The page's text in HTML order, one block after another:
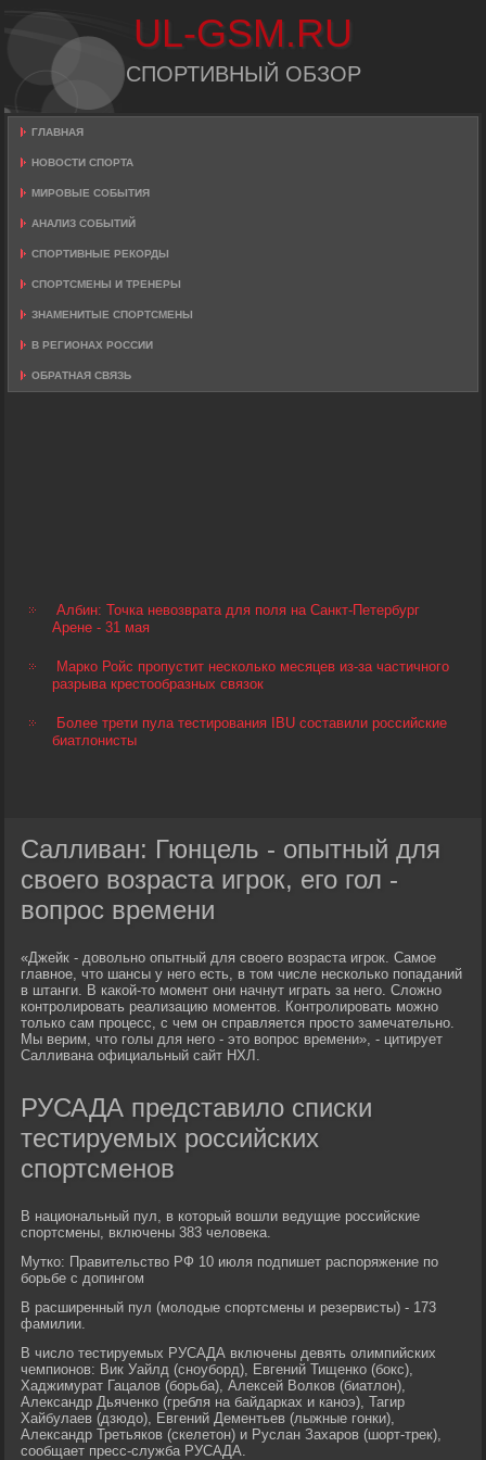
UL-GSM.RU
СПОРТИВНЫЙ ОБЗОР
ГЛАВНАЯ
НОВОСТИ СПОРТА
МИРОВЫЕ СОБЫТИЯ
АНАЛИЗ СОБЫТИЙ
СПОРТИВНЫЕ РЕКОРДЫ
СПОРТСМЕНЫ И ТРЕНЕРЫ
ЗНАМЕНИТЫЕ СПОРТСМЕНЫ
В РЕГИОНАХ РОССИИ
ОБРАТНАЯ СВЯЗЬ
Албин: Точка невозврата для поля на Санкт-Петербург
Арене - 31 мая
Марко Ройс пропустит несколько месяцев из-за частичного
разрыва крестообразных связок
Более трети пула тестирования IBU составили российские
биатлонисты
Салливан: Гюнцель - опытный для
своего возраста игрок, его гол -
вопрос времени
«Джейк - довольно опытный для своего возраста игрок. Самое
главное, что шансы у него есть, в том числе несколько попаданий
в штанги. В какой-то момент они начнут играть за него. Сложно
контролировать реализацию моментов. Контролировать можно
только сам процесс, с чем он справляется просто замечательно.
Мы верим, что голы для него - это вопрос времени», - цитирует
Салливана официальный сайт НХЛ.
РУСАДА представило списки
тестируемых российских
спортсменов
В национальный пул, в который вошли ведущие российские
спортсмены, включены 383 человека.
Мутко: Правительство РФ 10 июля подпишет распоряжение по
борьбе с допингом
В расширенный пул (молодые спортсмены и резервисты) - 173
фамилии.
В число тестируемых РУСАДА включены девять олимпийских
чемпионов: Вик Уайлд (сноуборд), Евгений Тищенко (бокс),
Хаджимурат Гацалов (борьба), Алексей Волков (биатлон),
Александр Дьяченко (гребля на байдарках и каноэ), Тагир
Хайбулаев (дзюдо), Евгений Дементьев (лыжные гонки),
Александр Третьяков (скелетон) и Руслан Захаров (шорт-трек),
сообщает пресс-служба РУСАДА.